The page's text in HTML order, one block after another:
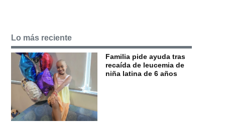
Lo más reciente
Familia pide ayuda tras
recaída de leucemia de
niña latina de 6 años